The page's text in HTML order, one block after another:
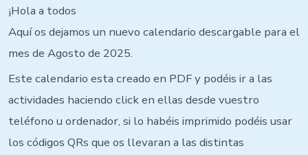
¡Hola a todos
Aquí os dejamos un nuevo calendario descargable para el
mes de Agosto de 2025.
Este calendario esta creado en PDF y podéis ir a las
actividades haciendo click en ellas desde vuestro
teléfono u ordenador, si lo habéis imprimido podéis usar
los códigos QRs que os llevaran a las distintas